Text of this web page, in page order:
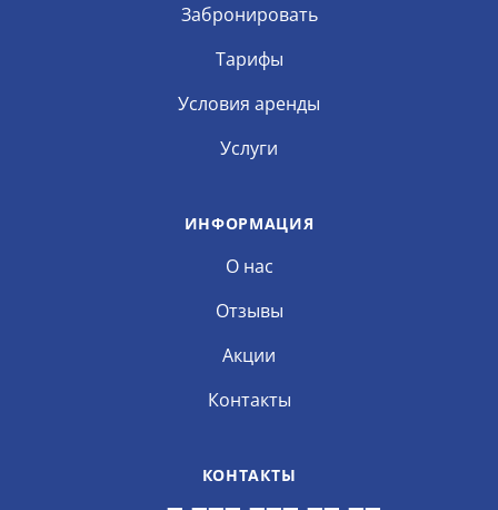
Забронировать
Тарифы
Условия аренды
Услуги
ИНФОРМАЦИЯ
О нас
Отзывы
Акции
Контакты
КОНТАКТЫ